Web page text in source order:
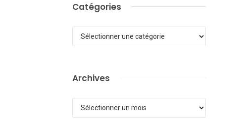
Catégories
Archives